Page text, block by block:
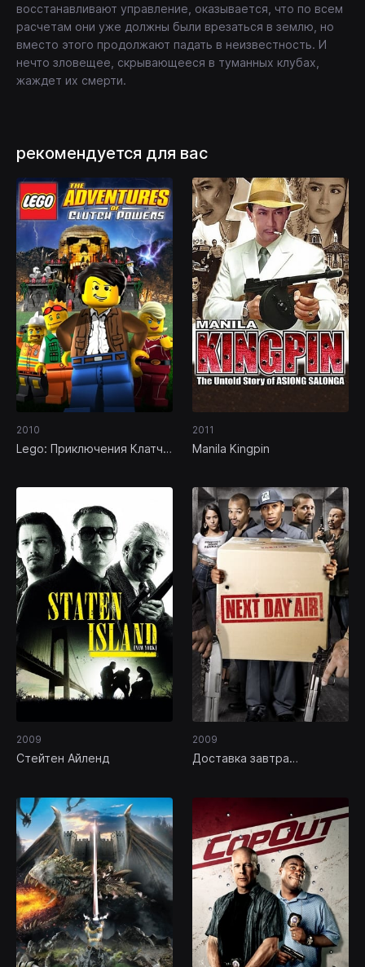
восстанавливают управление, оказывается, что по всем
расчетам они уже должны были врезаться в землю, но
вместо этого продолжают падать в неизвестность. И
нечто зловещее, скрывающееся в туманных клубах,
жаждет их смерти.
рекомендуется для вас
2010
Lego: Приключения Клатча
2011
Manila Kingpin
2009
Стейтен Айленд
2009
Доставка завтра